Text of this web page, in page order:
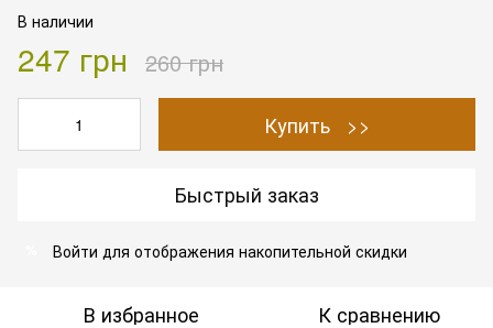
В наличии
247 грн 260 грн
Купить >>
Быстрый заказ
Войти для отображения накопительной скидки
В избранное К сравнению